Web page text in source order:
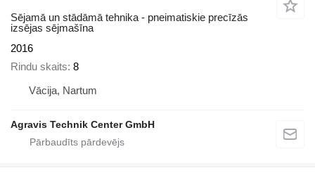
Sējamā un stādāmā tehnika - pneimatiskie precīzās
izsējas sējmašīna
2016
Rindu skaits 8
Vācija, Nartum
Agravis Technik Center GmbH